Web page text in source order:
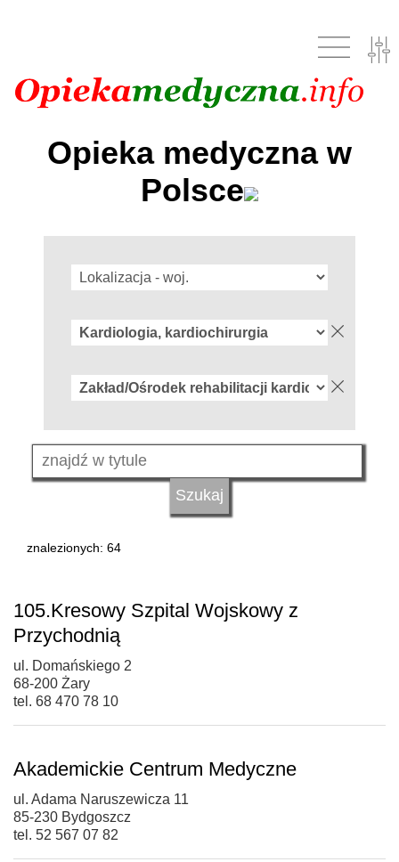
Opieka medyczna w
Polsce
znalezionych: 64
105.Kresowy Szpital Wojskowy z
Przychodnią
ul. Domańskiego 2
68-200 Żary
tel. 68 470 78 10
Akademickie Centrum Medyczne
ul. Adama Naruszewicza 11
85-230 Bydgoszcz
tel. 52 567 07 82